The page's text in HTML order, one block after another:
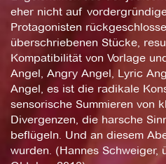
eher nicht auf
Protagonisten
überschriebenen Stücke,
Kompatibilität von Vorlage
Angel, Angry Angel, Lyric
Angel, es ist die radikale
sensorische Summieren von
Divergenzen, die harsche
beflügeln. Und an diesem
wurden. (Hannes Schweiger,